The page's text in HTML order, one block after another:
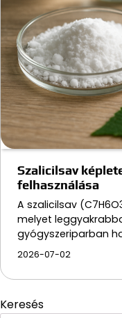
Szalicilsav
felhasználása
A szalicilsav
melyet
gyógyszeriparban
2026-07-02
Keresés